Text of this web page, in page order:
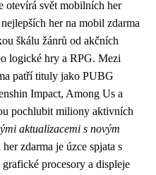
otevírá svět mobilních her
her na mobil zdarma
škálu žánrů od akčních
logické hry a RPG. Mezi
patří tituly jako PUBG
Impact, Among Us a
pochlubit miliony aktivních
aktualizacemi s novým
zdarma je úzce spjata s
grafické procesory a displeje